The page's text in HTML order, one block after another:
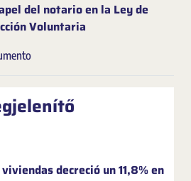
del notario en la Ley de
Voluntaria
decreció un 11,8% en